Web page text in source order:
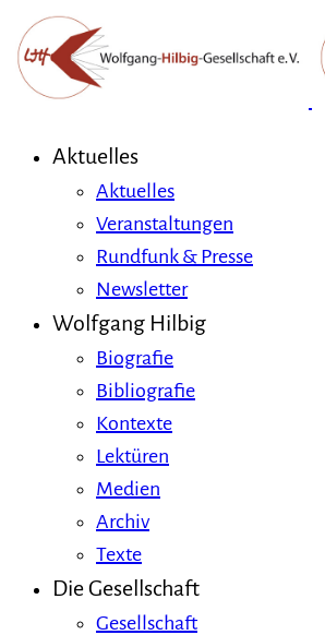
Aktuelles
Aktuelles
Veranstaltungen
Rundfunk & Presse
Newsletter
Wolfgang Hilbig
Biografie
Bibliografie
Kontexte
Lektüren
Medien
Archiv
Texte
Die Gesellschaft
Gesellschaft